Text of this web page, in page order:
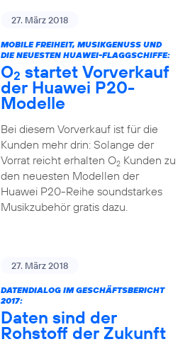
27. März 2018
MOBILE FREIHEIT, MUSIKGENUSS UND
DIE NEUESTEN HUAWEI-FLAGGSCHIFFE:
O2 startet Vorverkauf
der Huawei P20-
Modelle
Bei diesem Vorverkauf ist für die
Kunden mehr drin: Solange der
Vorrat reicht erhalten O2Kunden zu
den neuesten Modellen der
Huawei P20-Reihe soundstarkes
Musikzubehör gratis dazu.
27. März 2018
DATENDIALOG IM GESCHÄFTSBERICHT
2017:
Daten sind der
Rohstoff der Zukunft